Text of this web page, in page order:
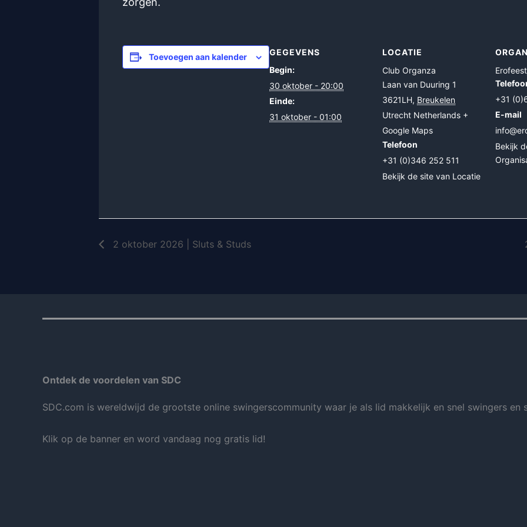
Toevoegen aan kalender
GEGEVENS
Begin:
30 oktober - 20:00
Einde:
31 oktober - 01:00
LOCATIE
Club Organza
Laan van Duuring 1
3621LH, Breukelen
Utrecht Netherlands +
Google Maps
Telefoon
+31 (0)346 252 511
Bekijk de site van Locatie
+31
E-mail
Bekijk
2 oktober 2026 | Sluts & Studs
Ontdek de voordelen van SDC
SDC.com is wereldwijd de grootste online swingerscommunity waar je als lid makkelijk en snel swingers
Klik op de banner en word vandaag nog gratis lid!